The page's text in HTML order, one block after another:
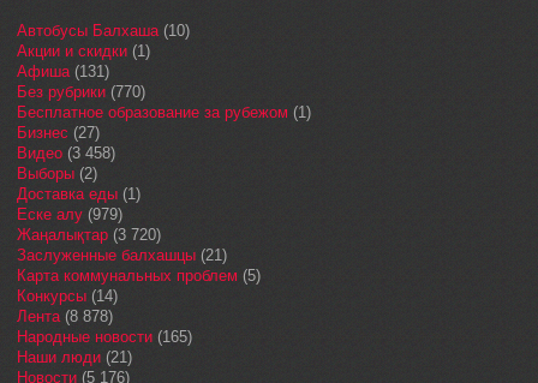
Автобусы Балхаша(10)
Акции и скидки (1)
Афиша(131)
Без рубрики (770)
Бесплатное образование за рубежом (1)
Бизнес (27)
Видео (3 458)
Выборы (2)
Доставка еды (1)
Еске алу (979)
Жаңалықтар (3 720)
Заслуженные балхашцы (21)
Карта коммунальных проблем (5)
Конкурсы (14)
Лента(8 878)
Народные новости (165)
Наши люди (21)
Новости (5 176)